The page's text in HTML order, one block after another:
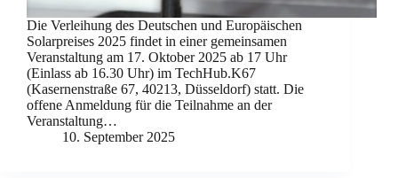
Die Verleihung des Deutschen und Europäischen
Solarpreises 2025 findet in einer gemeinsamen
Veranstaltung am 17. Oktober 2025 ab 17 Uhr
(Einlass ab 16.30 Uhr) im TechHub.K67
(Kasernenstraße 67, 40213, Düsseldorf) statt. Die
offene Anmeldung für die Teilnahme an der
Veranstaltung…
10. September 2025